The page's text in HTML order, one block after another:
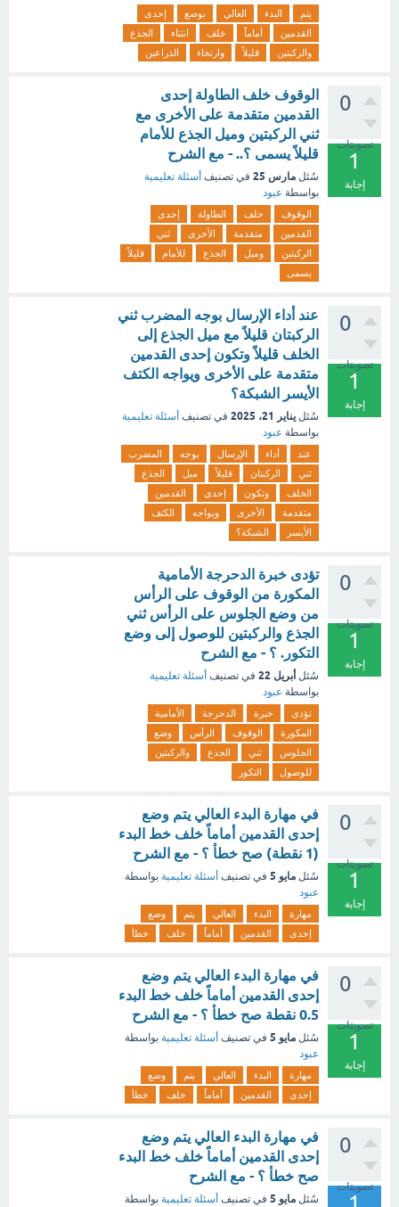
يتم البدء العالي بوضع
إحدى
القدمين
أماماً خلف انثناء
الجذع
والركبتين
قليلاً وارتخاء الذراعين
0
تصويتات
1
إجابة
الوقوف خلف الطاولة إحدى
القدمين متقدمة على الأخرى مع
ثني الركبتين وميل الجذع للأمام
قليلاً يسمى ؟.. - مع الشرح
سُئل مارس 25 في تصنيف أسئلة تعليمية
بواسطة عبود
الوقوف خلف الطاولة
إحدى
القدمين
متقدمة الأخرى
ثني
الركبتين
وميل الجذع للأمام
قليلاً
يسمى
0
تصويتات
1
إجابة
عند أداء الإرسال بوجه المضرب ثني
الركبتان قليلاً مع ميل الجذع إلى
الخلف قليلاً وتكون إحدى القدمين
متقدمة على الأخرى ويواجه الكتف
الأيسر الشبكة؟
سُئل يناير 21، 2025 في تصنيف أسئلة تعليمية
بواسطة عبود
عند أداء الإرسال بوجه
المضرب
ثني
الركبتان قليلاً ميل
الجذع
الخلف
وتكون إحدى
القدمين
متقدمة
الأخرى ويواجه
الكتف
الأيسر
الشبكة؟
0
تصويتات
1
إجابة
تؤدى خبرة الدحرجة الأمامية
المكورة من الوقوف على الرأس
من وضع الجلوس على الرأس ثني
الجذع والركبتين للوصول إلى وضع
التكور. ؟ - مع الشرح
سُئل أبريل 22 في تصنيف أسئلة تعليمية
بواسطة عبود
تؤدى خبرة الدحرجة
الأمامية
المكورة
الوقوف الرأس
وضع
الجلوس
ثني الجذع
والركبتين
للوصول
التكور
0
تصويتات
1
إجابة
في مهارة البدء العالي يتم وضع
إحدى القدمين أماماً خلف خط البدء
(1 نقطة) صح خطأ ؟ - مع الشرح
سُئل مايو 5 في تصنيف أسئلة تعليمية بواسطة
عبود
مهارة البدء العالي يتم
وضع
إحدى
القدمين أماماً خلف خطأ
0
تصويتات
1
إجابة
في مهارة البدء العالي يتم وضع
إحدى القدمين أماماً خلف خط البدء
0.5 نقطة صح خطأ ؟ - مع الشرح
سُئل مايو 5 في تصنيف أسئلة تعليمية بواسطة
عبود
مهارة البدء العالي يتم
وضع
إحدى
القدمين أماماً خلف خطأ
0
تصويتات
في مهارة البدء العالي يتم وضع
إحدى القدمين أماماً خلف خط البدء
صح خطأ ؟ - مع الشرح
سُئل مايو 5 في تصنيف أسئلة تعليمية بواسطة